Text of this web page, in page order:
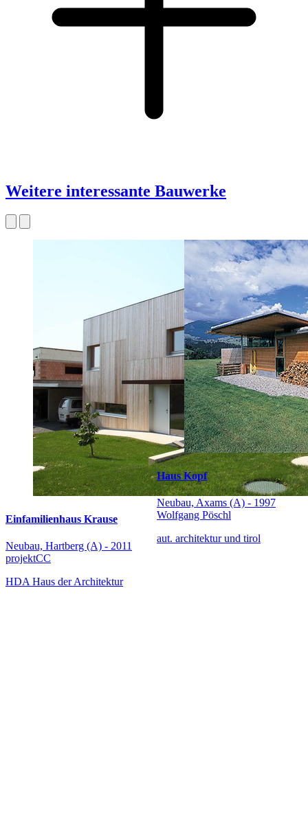
Weitere interessante Bauwerke
Einfamilienhaus Krause
Neubau, Hartberg (A) - 2011
projektCC
HDA Haus der Architektur
Haus Kopf
Neubau, Axams (A) - 1997
Wolfgang Pöschl
aut. architektur und tirol